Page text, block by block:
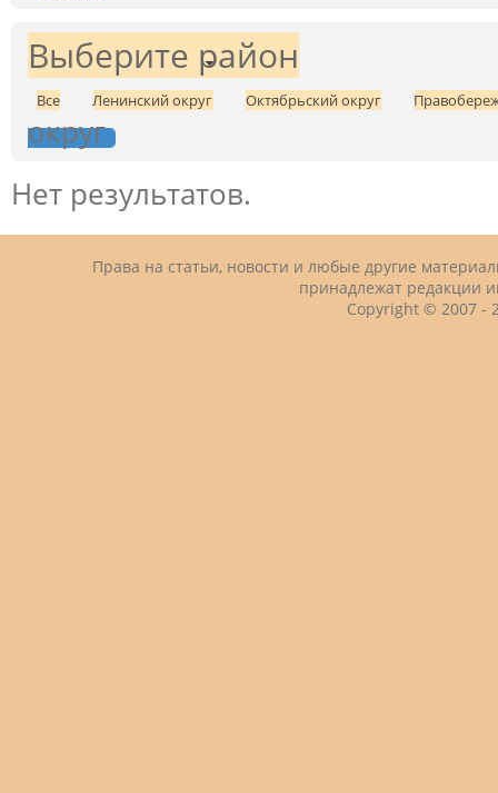
Выберите район
Все Ленинский округ Октябрьский округ
округ
Нет результатов.
Права на статьи, новости и любые другие
принадлежат редакции
Copyright © 2007 -